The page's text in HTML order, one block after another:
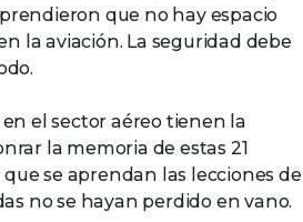
que no hay espacio
la aviación. La seguridad debe
el sector aéreo tienen la
la memoria de estas 21
se aprendan las lecciones de
no se hayan perdido en vano.